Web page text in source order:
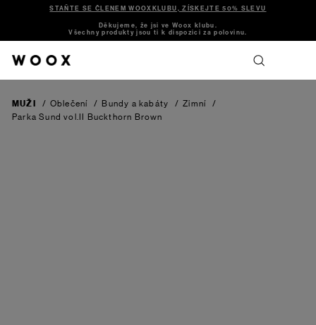
STAŇTE SE ČLENEM WOOXKLUBU, ZÍSKEJTE 50% SLEVU
Děkujeme, že jsi ve Woox klubu.
Všechny produkty jsou ti k dispozici za polovinu.
MUŽI / Oblečení / Bundy a kabáty / Zimní
/
Parka Sund vol.II
Buckthorn Brown